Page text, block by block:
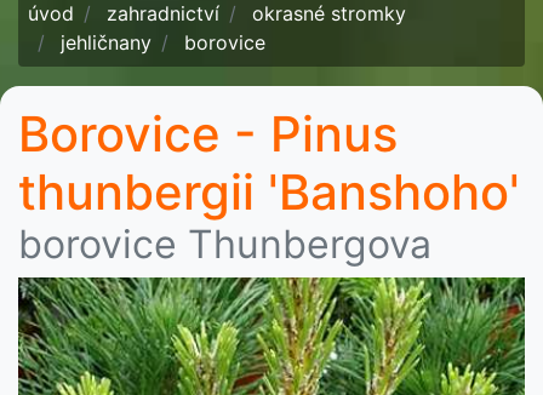
úvod zahradnictví
okrasné stromky
jehličnany
borovice
Borovice - Pinus
thunbergii 'Banshoho'
borovice Thunbergova